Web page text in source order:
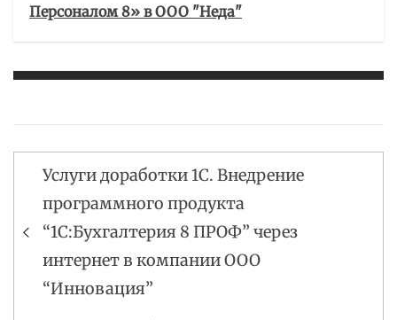
Персоналом 8» в ООО "Неда"
Навигация
по
записям
Услуги доработки 1С. Внедрение
программного продукта
“1С:Бухгалтерия 8 ПРОФ” через
интернет в компании ООО
“Инновация”